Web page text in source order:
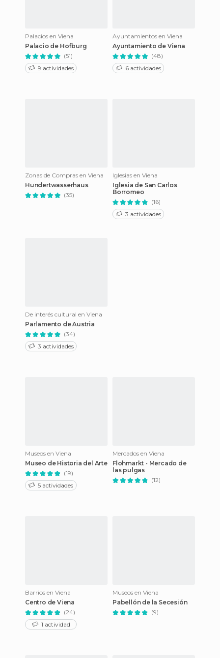
Palacios en Viena
Palacio de Hofburg
(51)
9 actividades
Ayuntamientos en Viena
Ayuntamiento de Viena
(48)
6 actividades
Zonas de Compras en Viena
Hundertwasserhaus
(35)
Iglesias en Viena
Iglesia de San Carlos
Borromeo
(16)
3 actividades
De interés cultural en Viena
Parlamento de Austria
(34)
3 actividades
Museos en Viena
Museo de Historia del Arte
(19)
5 actividades
Mercados en Viena
Flohmarkt - Mercado de
las pulgas
(12)
Barrios en Viena
Centro de Viena
(24)
1 actividad
Museos en Viena
Pabellón de la Secesión
(9)